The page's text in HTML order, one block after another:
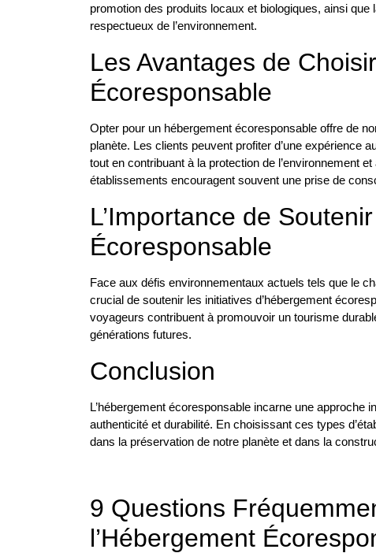
promotion des produits locaux et biologiques, ainsi
respectueux de l’environnement.
Les Avantages de
Écoresponsable
Opter pour un hébergement écoresponsable offre de
planète. Les clients peuvent profiter d’une expérience
tout en contribuant à la protection de l’environnement
établissements encouragent souvent une prise de
L’Importance de
Écoresponsable
Face aux défis environnementaux actuels tels que le
crucial de soutenir les initiatives d’hébergement
voyageurs contribuent à promouvoir un tourisme
générations futures.
Conclusion
L’hébergement écoresponsable incarne une approche
authenticité et durabilité. En choisissant ces types
dans la préservation de notre planète et dans la
9 Questions
l’Hébergement